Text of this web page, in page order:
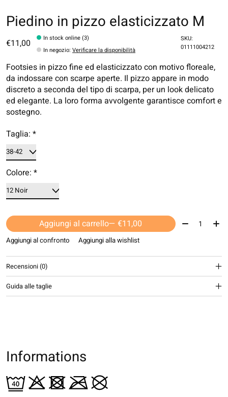
Piedino in pizzo elasticizzato M
€11,00
In stock online (3)
In negozio:Verificare la disponibilità
SKU:
01111004212
Footsies in pizzo fine ed elasticizzato con motivo floreale,
da indossare con scarpe aperte. Il pizzo appare in modo
discreto a seconda del tipo di scarpa, per un look delicato
ed elegante. La loro forma avvolgente garantisce comfort e
sostegno.
Taglia: *
Colore: *
Aggiungi al carrello — €11,00 Quantità:
Aggiungi al confronto Aggiungi alla wishlist
Recensioni (0)
Guida alle taglie
Informations